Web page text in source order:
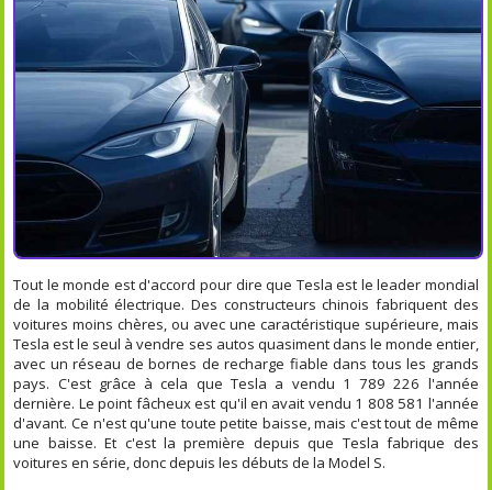
Tout le monde est d'accord pour dire que Tesla est le leader mondial
de la mobilité électrique. Des constructeurs chinois fabriquent des
voitures moins chères, ou avec une caractéristique supérieure, mais
Tesla est le seul à vendre ses autos quasiment dans le monde entier,
avec un réseau de bornes de recharge fiable dans tous les grands
pays. C'est grâce à cela que Tesla a vendu 1 789 226 l'année
dernière. Le point fâcheux est qu'il en avait vendu 1 808 581 l'année
d'avant. Ce n'est qu'une toute petite baisse, mais c'est tout de même
une baisse. Et c'est la première depuis que Tesla fabrique des
voitures en série, donc depuis les débuts de la Model S.